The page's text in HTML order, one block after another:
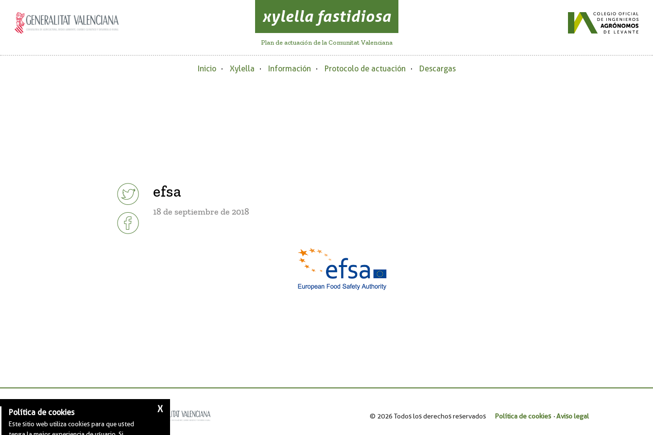
Política de cookies
Este sitio web utiliza cookies para que usted
X
xylella fastidiosa
Plan de actuación de la Comunitat Valenciana
Inicio Xylella Información Protocolo de actuación Descargas
efsa
18 de septiembre de 2018
© 2026 Todos los derechos reservados Política de cookies Aviso legal